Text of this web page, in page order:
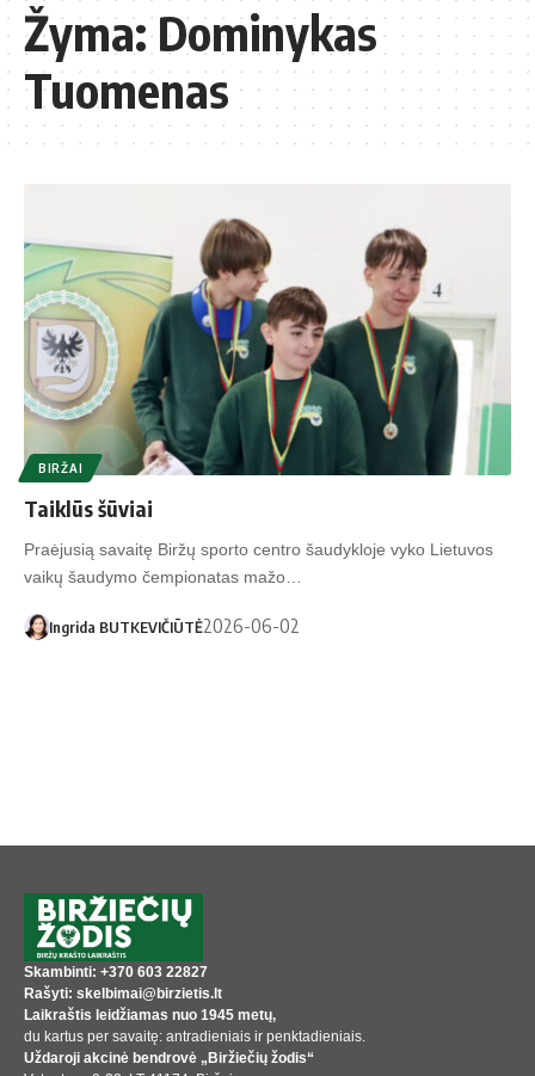
Žyma:Dominykas
Tuomenas
BIRŽAI
Taiklūs šūviai
Praėjusią savaitę Biržų sporto centro šaudykloje vyko Lietuvos
vaikų šaudymo čempionatas mažo…
Ingrida BUTKEVIČIŪTĖ2026-06-02
Skambinti: +370 603 22827
Rašyti: skelbimai@birzietis.lt
Laikraštis leidžiamas nuo 1945 metų,
du kartus per savaitę: antradieniais ir penktadieniais.
Uždaroji akcinė bendrovė „Biržiečių žodis“